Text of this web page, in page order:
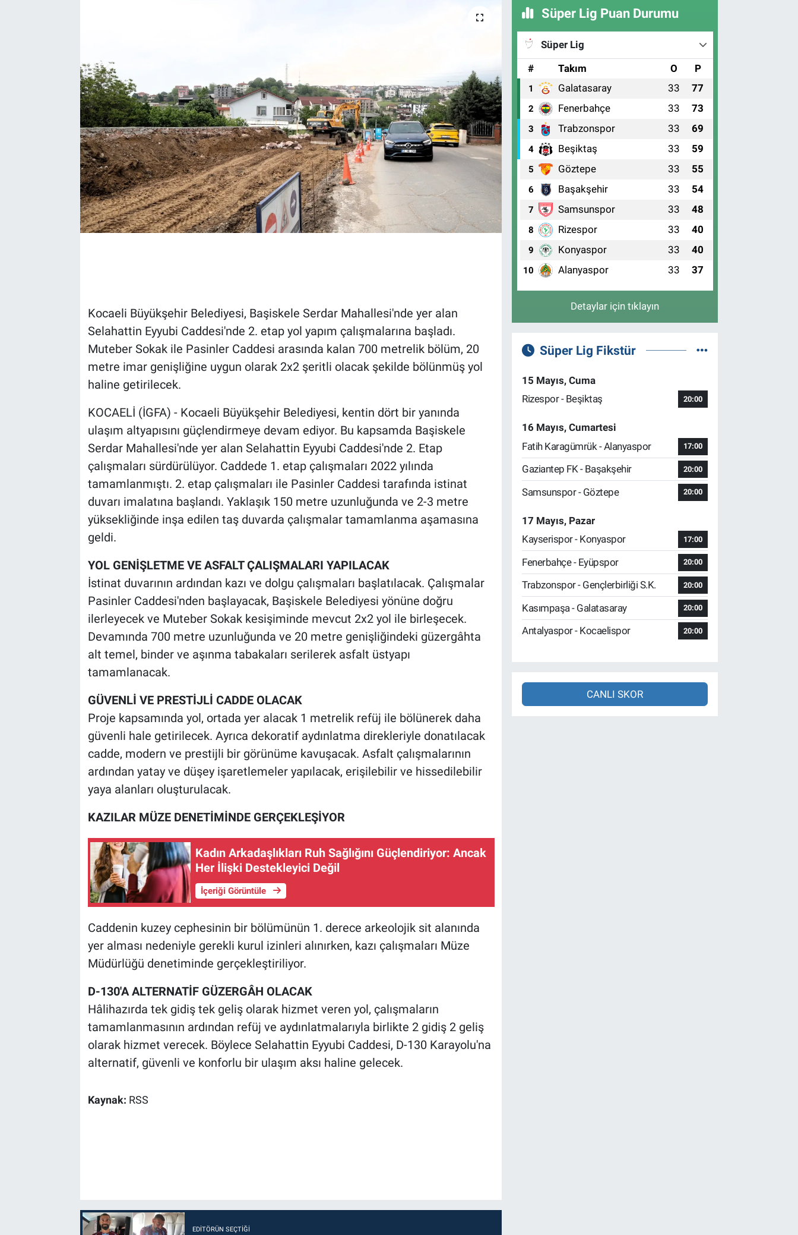
Kocaeli Büyükşehir Belediyesi, Başiskele Serdar Mahallesi'nde yer alan
Selahattin Eyyubi Caddesi'nde 2. etap yol yapım çalışmalarına başladı.
Muteber Sokak ile Pasinler Caddesi arasında kalan 700 metrelik bölüm, 20
metre imar genişliğine uygun olarak 2x2 şeritli olacak şekilde bölünmüş yol
haline getirilecek.
KOCAELİ (İGFA) - Kocaeli Büyükşehir Belediyesi, kentin dört bir yanında
ulaşım altyapısını güçlendirmeye devam ediyor. Bu kapsamda Başiskele
Serdar Mahallesi'nde yer alan Selahattin Eyyubi Caddesi'nde 2. Etap
çalışmaları sürdürülüyor. Caddede 1. etap çalışmaları 2022 yılında
tamamlanmıştı. 2. etap çalışmaları ile Pasinler Caddesi tarafında istinat
duvarı imalatına başlandı. Yaklaşık 150 metre uzunluğunda ve 2-3 metre
yüksekliğinde inşa edilen taş duvarda çalışmalar tamamlanma aşamasına
geldi.
YOL GENİŞLETME VE ASFALT ÇALIŞMALARI YAPILACAK
İstinat duvarının ardından kazı ve dolgu çalışmaları başlatılacak. Çalışmalar
Pasinler Caddesi'nden başlayacak, Başiskele Belediyesi yönüne doğru
ilerleyecek ve Muteber Sokak kesişiminde mevcut 2x2 yol ile birleşecek.
Devamında 700 metre uzunluğunda ve 20 metre genişliğindeki güzergâhta
alt temel, binder ve aşınma tabakaları serilerek asfalt üstyapı
tamamlanacak.
GÜVENLİ VE PRESTİJLİ CADDE OLACAK
Proje kapsamında yol, ortada yer alacak 1 metrelik refüj ile bölünerek daha
güvenli hale getirilecek. Ayrıca dekoratif aydınlatma direkleriyle donatılacak
cadde, modern ve prestijli bir görünüme kavuşacak. Asfalt çalışmalarının
ardından yatay ve düşey işaretlemeler yapılacak, erişilebilir ve hissedilebilir
yaya alanları oluşturulacak.
KAZILAR MÜZE DENETİMİNDE GERÇEKLEŞİYOR
Kadın Arkadaşlıkları Ruh Sağlığını Güçlendiriyor: Ancak
Her İlişki Destekleyici Değil
İçeriği Görüntüle
Caddenin kuzey cephesinin bir bölümünün 1. derece arkeolojik sit alanında
yer alması nedeniyle gerekli kurul izinleri alınırken, kazı çalışmaları Müze
Müdürlüğü denetiminde gerçekleştiriliyor.
D-130'A ALTERNATİF GÜZERGÂH OLACAK
Hâlihazırda tek gidiş tek geliş olarak hizmet veren yol, çalışmaların
tamamlanmasının ardından refüj ve aydınlatmalarıyla birlikte 2 gidiş 2 geliş
olarak hizmet verecek. Böylece Selahattin Eyyubi Caddesi, D-130 Karayolu'na
alternatif, güvenli ve konforlu bir ulaşım aksı haline gelecek.
Kaynak: RSS
EDITÖRÜN SEÇTIĞI
Süper Lig Puan Durumu
Süper Lig
#
Takım O P
1 Galatasaray 33 77
2 Fenerbahçe 33 73
3 Trabzonspor 33 69
4 Beşiktaş 33 59
5 Göztepe 33 55
6 Başakşehir 33 54
7 Samsunspor 33 48
8 Rizespor 33 40
9 Konyaspor 33 40
10 Alanyaspor 33 37
Detaylar için tıklayın
Süper Lig Fikstür
15 Mayıs, Cuma
Rizespor - Beşiktaş
20:00
16 Mayıs, Cumartesi
Fatih Karagümrük - Alanyaspor
17:00
Gaziantep FK - Başakşehir 20:00
Samsunspor - Göztepe 20:00
17 Mayıs, Pazar
Kayserispor - Konyaspor
17:00
Fenerbahçe - Eyüpspor 20:00
Trabzonspor - Gençlerbirliği S.K. 20:00
Kasımpaşa - Galatasaray 20:00
Antalyaspor - Kocaelispor 20:00
CANLI SKOR